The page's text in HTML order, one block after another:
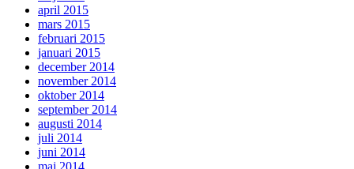
april 2015
mars 2015
februari 2015
januari 2015
december 2014
november 2014
oktober 2014
september 2014
augusti 2014
juli 2014
juni 2014